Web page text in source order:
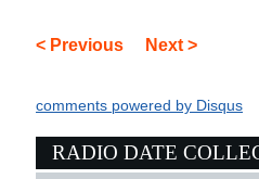
< Previous Next >
comments powered by Disqus
RADIO DATE